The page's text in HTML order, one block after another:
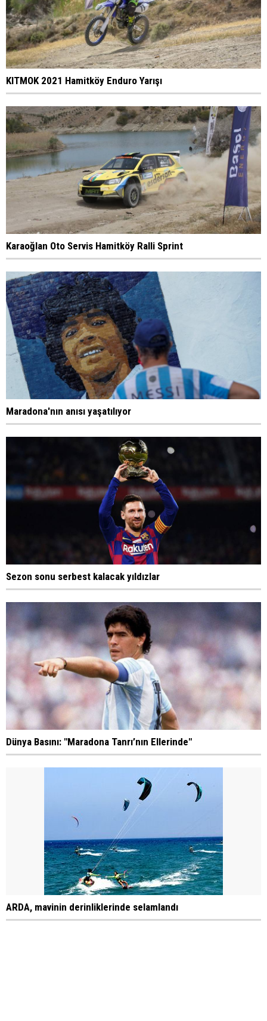
KITMOK 2021 Hamitköy Enduro Yarışı
Karaoğlan Oto Servis Hamitköy Ralli Sprint
Maradona'nın anısı yaşatılıyor
Sezon sonu serbest kalacak yıldızlar
Dünya Basını: "Maradona Tanrı’nın Ellerinde"
ARDA, mavinin derinliklerinde selamlandı